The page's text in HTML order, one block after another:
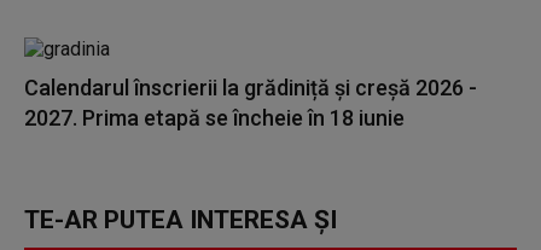
Calendarul înscrierii la grădiniță și creșă 2026 -
2027. Prima etapă se încheie în 18 iunie
TE-AR PUTEA INTERESA ȘI